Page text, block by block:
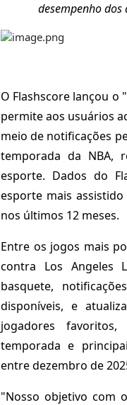
desempenho
O Flashscore lançou o
permite aos usuários
meio de notificações
temporada da NBA,
esporte. Dados do
esporte mais
nos últimos 12 meses.
Entre os jogos mais
contra Los Angeles
basquete,
disponíveis, e
jogadores
temporada e
entre dezembro de
"Nosso objetivo com